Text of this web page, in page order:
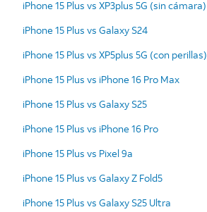
iPhone 15 Plus vs XP3plus 5G (sin cámara)
iPhone 15 Plus vs Galaxy S24
iPhone 15 Plus vs XP5plus 5G (con perillas)
iPhone 15 Plus vs iPhone 16 Pro Max
iPhone 15 Plus vs Galaxy S25
iPhone 15 Plus vs iPhone 16 Pro
iPhone 15 Plus vs Pixel 9a
iPhone 15 Plus vs Galaxy Z Fold5
iPhone 15 Plus vs Galaxy S25 Ultra